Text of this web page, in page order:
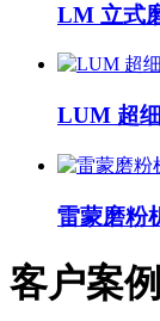
LM 立式
LUM 超
雷蒙磨粉
客户案例